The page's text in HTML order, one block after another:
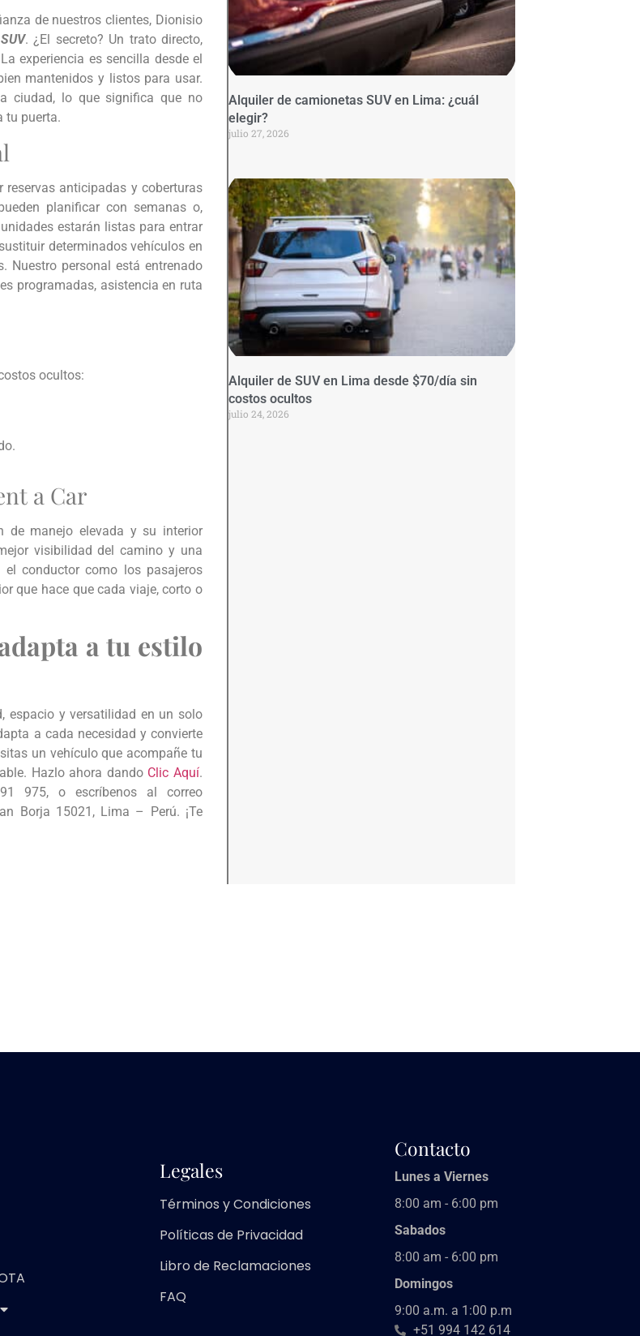
de nuestros clientes, Dionisio
. ¿El secreto? Un trato directo,
experiencia es sencilla desde el
mantenidos y listos para usar.
ciudad, lo que significa que no
tu puerta.
anticipadas y coberturas
planificar con semanas o,
estarán listas para entrar
determinados vehículos en
Nuestro personal está entrenado
programadas, asistencia en ruta
ocultos:
a Car
de manejo elevada y su interior
visibilidad del camino y una
conductor como los pasajeros
que hace que cada viaje, corto o
a tu estilo
espacio y versatilidad en un solo
a cada necesidad y convierte
un vehículo que acompañe tu
Hazlo ahora dando Clic Aquí.
975, o escríbenos al correo
Borja 15021, Lima – Perú. ¡Te
Alquiler de camionetas SUV en Lima: ¿cuál
elegir?
julio 27, 2026
Alquiler de SUV en Lima desde $70/día sin
costos ocultos
julio 24, 2026
Legales
Términos y Condiciones
Políticas de Privacidad
Libro de Reclamaciones
FAQ
Contacto
Lunes a Viernes
8:00 am - 6:00 pm
Sabados
8:00 am - 6:00 pm
Domingos
9:00 a.m. a 1:00 p.m
+51 994 142 614